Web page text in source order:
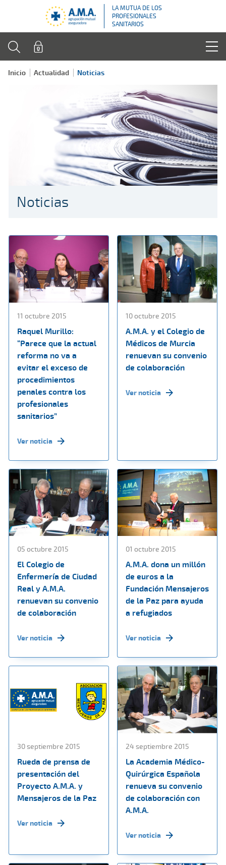
LA MUTUA DE LOS
PROFESIONALES
SANITARIOS
Inicio Actualidad Noticias
Noticias
11 octubre 2015
Raquel Murillo:
“Parece que la actual
reforma no va a
evitar el exceso de
procedimientos
penales contra los
profesionales
sanitarios”
Ver noticia
10 octubre 2015
A.M.A. y el Colegio de
Médicos de Murcia
renuevan su convenio
de colaboración
Ver noticia
05 octubre 2015
El Colegio de
Enfermería de Ciudad
Real y A.M.A.
renuevan su convenio
de colaboración
Ver noticia
01 octubre 2015
A.M.A. dona un millón
de euros a la
Fundación Mensajeros
de la Paz para ayuda
a refugiados
Ver noticia
30 septiembre 2015
Rueda de prensa de
presentación del
Proyecto A.M.A. y
Mensajeros de la Paz
Ver noticia
24 septiembre 2015
La Academia Médico-
Quirúrgica Española
renueva su convenio
de colaboración con
A.M.A.
Ver noticia